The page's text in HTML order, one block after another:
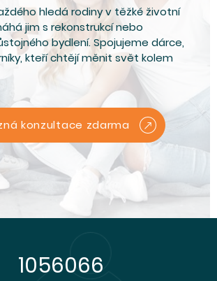
hledá rodiny v těžké životní
jim s rekonstrukcí nebo
bydlení. Spojujeme dárce,
kteří chtějí měnit svět kolem
konzultace zdarma
1440090